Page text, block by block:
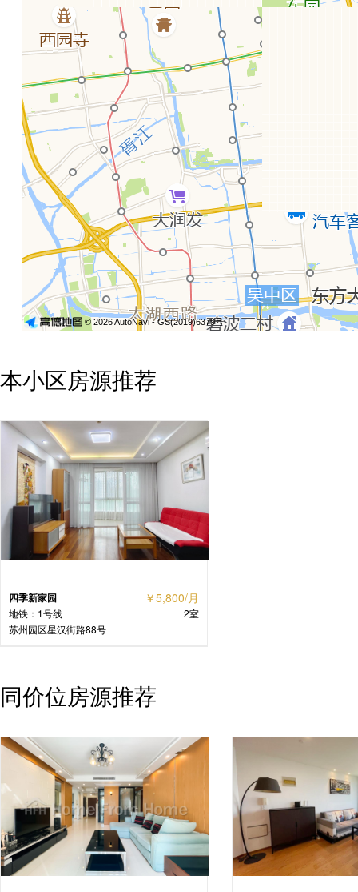
© 2026 AutoNavi- GS(2019)6379号
本小区房源推荐
四季新家园
地铁：1号线
苏州园区星汉街路88号
￥5,800/月
2室
同价位房源推荐